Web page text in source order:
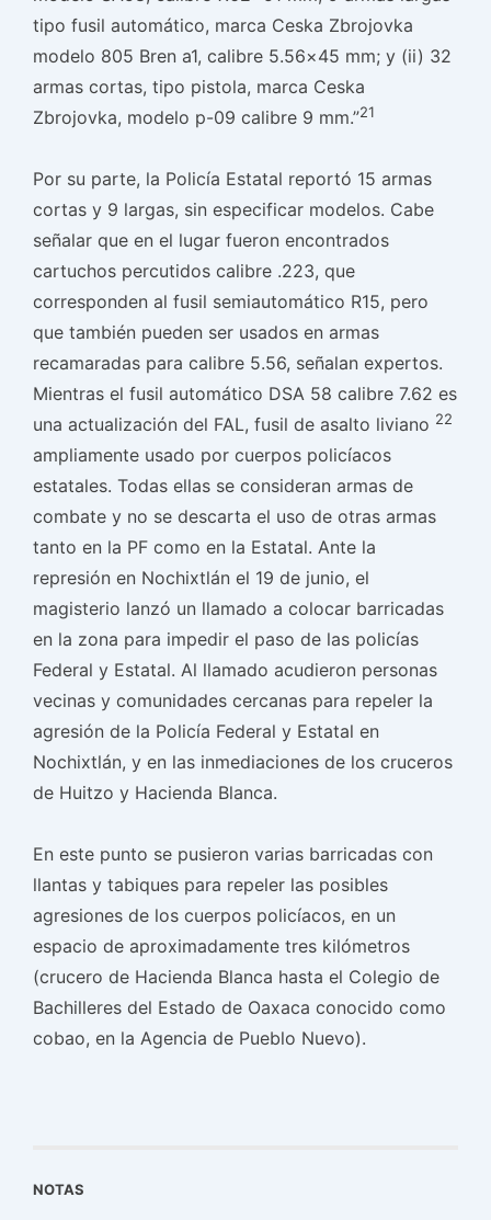
tipo fusil automático, marca Ceska Zbrojovka
modelo 805 Bren a1, calibre 5.56×45 mm; y (ii) 32
armas cortas, tipo pistola, marca Ceska
Zbrojovka, modelo p-09 calibre 9 mm.”21
Por su parte, la Policía Estatal reportó 15 armas
cortas y 9 largas, sin especificar modelos. Cabe
señalar que en el lugar fueron encontrados
cartuchos percutidos calibre .223, que
corresponden al fusil semiautomático R15, pero
que también pueden ser usados en armas
recamaradas para calibre 5.56, señalan expertos.
Mientras el fusil automático DSA 58 calibre 7.62 es
una actualización del FAL, fusil de asalto liviano 22
ampliamente usado por cuerpos policíacos
estatales. Todas ellas se consideran armas de
combate y no se descarta el uso de otras armas
tanto en la PF como en la Estatal. Ante la
represión en Nochixtlán el 19 de junio, el
magisterio lanzó un llamado a colocar barricadas
en la zona para impedir el paso de las policías
Federal y Estatal. Al llamado acudieron personas
vecinas y comunidades cercanas para repeler la
agresión de la Policía Federal y Estatal en
Nochixtlán, y en las inmediaciones de los cruceros
de Huitzo y Hacienda Blanca.
En este punto se pusieron varias barricadas con
llantas y tabiques para repeler las posibles
agresiones de los cuerpos policíacos, en un
espacio de aproximadamente tres kilómetros
(crucero de Hacienda Blanca hasta el Colegio de
Bachilleres del Estado de Oaxaca conocido como
cobao, en la Agencia de Pueblo Nuevo).
NOTAS